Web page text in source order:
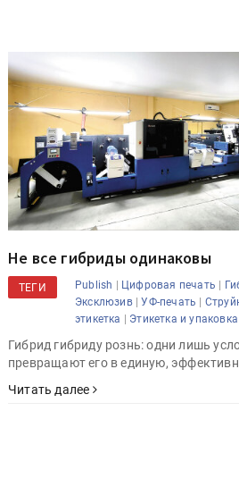
Не все гибриды одинаковы
ТЕГИ Publish | Цифровая печать |
Эксклюзив|УФ-печать |
этикетка | Этикетка и упаковка
Гибрид гибриду рознь: одни лишь
превращают его в единую,
Читать далее